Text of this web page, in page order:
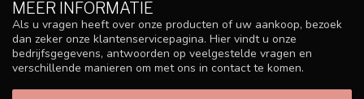
MEER INFORMATIE
Als u vragen heeft over onze producten of uw aankoop, bezoek
dan zeker onze klantenservicepagina. Hier vindt u onze
bedrijfsgegevens, antwoorden op veelgestelde vragen en
verschillende manieren om met ons in contact te komen.